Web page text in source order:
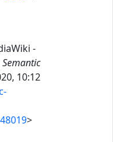
-
Semantic
10:12
>